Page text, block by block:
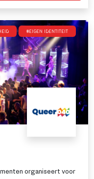
#Eigen identiteit
organiseert voor